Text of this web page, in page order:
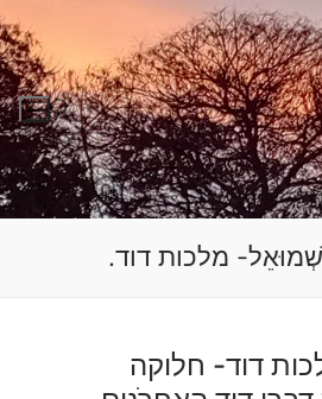
חפש:
דוד- חלוקה